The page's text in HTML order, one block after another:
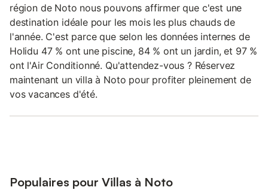
région de Noto nous pouvons affirmer que c'est une
destination idéale pour les mois les plus chauds de
l'année. C'est parce que selon les données internes de
Holidu 47 % ont une piscine, 84 % ont un jardin, et 97 %
ont l'Air Conditionné. Qu'attendez-vous ? Réservez
maintenant un villa à Noto pour profiter pleinement de
vos vacances d'été.
Populaires pour Villas à Noto